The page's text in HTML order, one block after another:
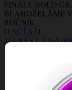
FINÁLE BOLO
BLAHOŽELÁME
ROČNÍK
O SÚŤAŽI
TU NÁS UŽ
MÁME EŠTE
PRIJÍMAME
TERMÍNY